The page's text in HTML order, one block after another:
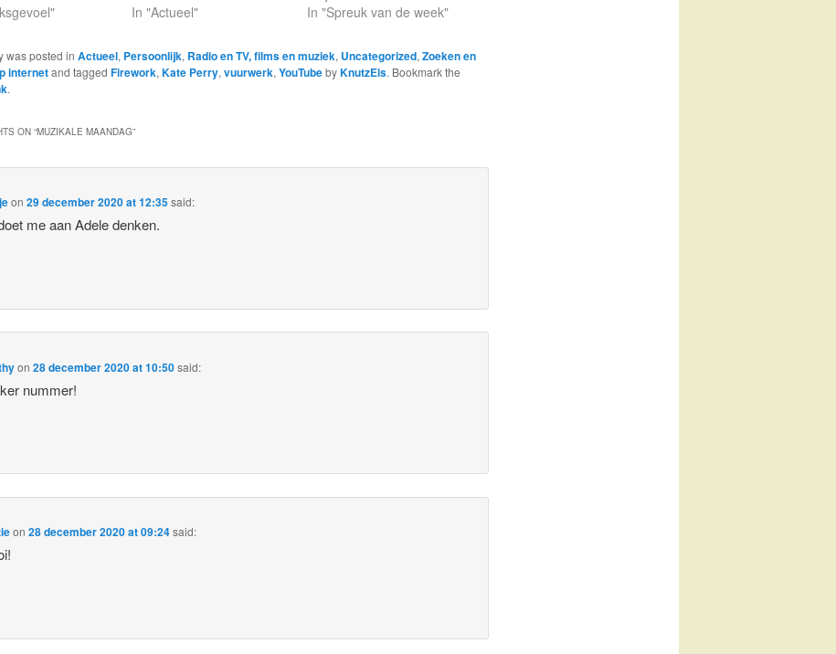
In "Actueel"
In "Spreuk van de week"
was posted in Actueel, Persoonlijk, Radio en TV, films en muziek, Uncategorized,Zoeken en
internetand tagged Firework,Kate Perry,vuurwerk,YouTubebyKnutzEls. Bookmark the
.
ON “MUZIKALE MAANDAG”
on29 december 2020 at 12:35said:
me aan Adele denken.
on28 december 2020 at 10:50said:
nummer!
on28 december 2020 at 09:24said: